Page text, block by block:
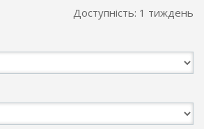
Доступність: 1 тиждень